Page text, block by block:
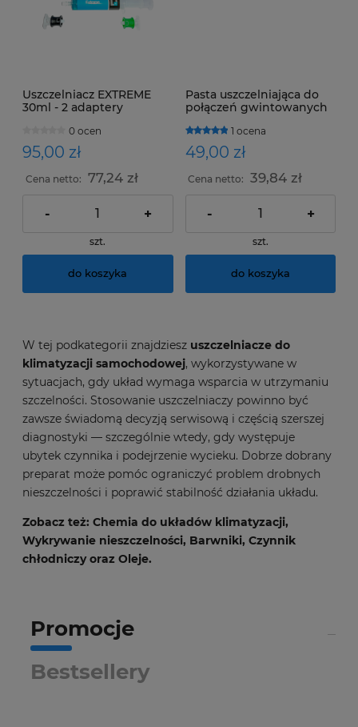
Uszczelniacz EXTREME
30ml - 2 adaptery
0 ocen
95,00 zł
Cena netto: 77,24 zł
- +
szt.
do koszyka
Pasta uszczelniająca do
połączeń gwintowanych
1 ocena
49,00 zł
Cena netto: 39,84 zł
- +
szt.
do koszyka
W tej podkategorii znajdziesz uszczelniacze do
klimatyzacji samochodowej, wykorzystywane w
sytuacjach, gdy układ wymaga wsparcia w utrzymaniu
szczelności. Stosowanie uszczelniaczy powinno być
zawsze świadomą decyzją serwisową i częścią szerszej
diagnostyki — szczególnie wtedy, gdy występuje
ubytek czynnika i podejrzenie wycieku. Dobrze dobrany
preparat może pomóc ograniczyć problem drobnych
nieszczelności i poprawić stabilność działania układu.
Zobacz też: Chemia do układów klimatyzacji,
Wykrywanie nieszczelności, Barwniki, Czynnik
chłodniczyoraz Oleje.
Promocje
Bestsellery